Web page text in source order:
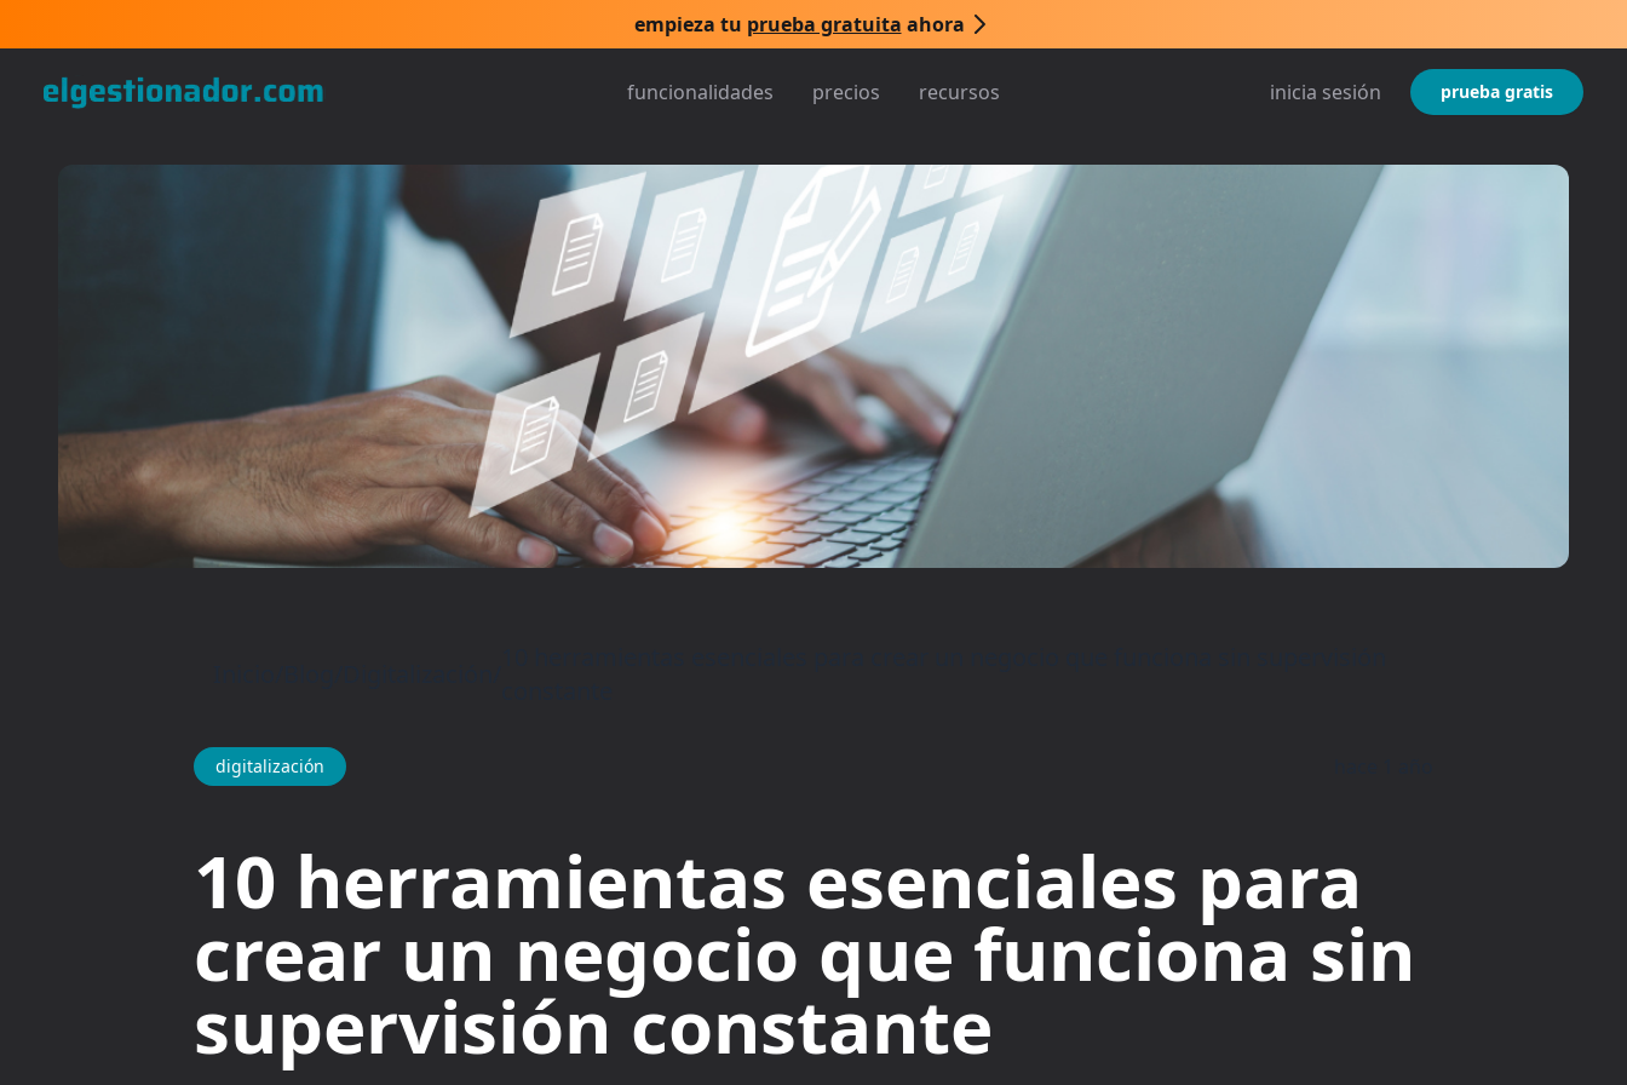
empieza tu prueba gratuita ahora
funcionalidades precios recursos inicia sesión prueba gratis
digitalización
10 herramientas esenciales para
crear un negocio que funciona sin
supervisión constante